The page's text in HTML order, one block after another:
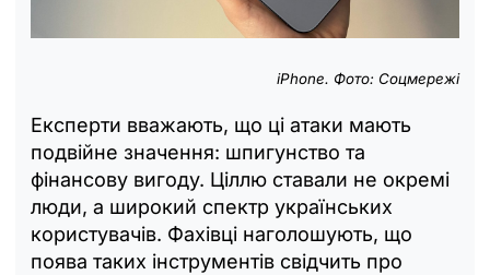
iPhone. Фото: Соцмережі
Експерти вважають, що ці атаки мають
подвійне значення: шпигунство та
фінансову вигоду. Ціллю ставали не окремі
люди, а широкий спектр українських
користувачів. Фахівці наголошують, що
поява таких інструментів свідчить про